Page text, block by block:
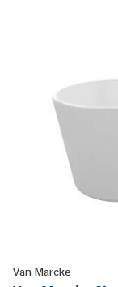
Van Marcke